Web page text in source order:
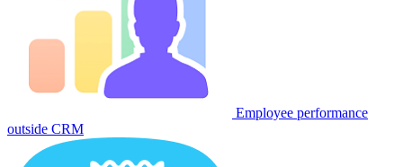
Employee performance
outside CRM